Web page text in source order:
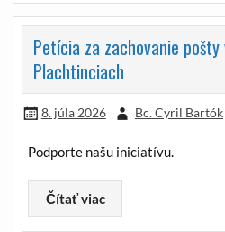
Petícia za zachovanie pošty
Plachtinciach
8. júla 2026 Bc. Cyril Bartók
Podporte našu iniciatívu.
Čítať viac